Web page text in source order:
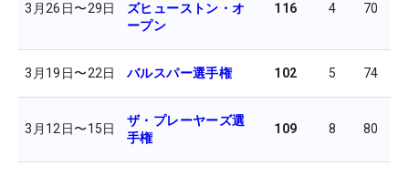
3月26日〜29日
ズヒューストン・オ
ープン
116 4 70
3月19日〜22日 バルスパー選手権 102 5 74
3月12日〜15日
ザ・プレーヤーズ選
手権
109 8 80